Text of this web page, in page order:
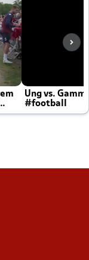
Ung vs.
#football